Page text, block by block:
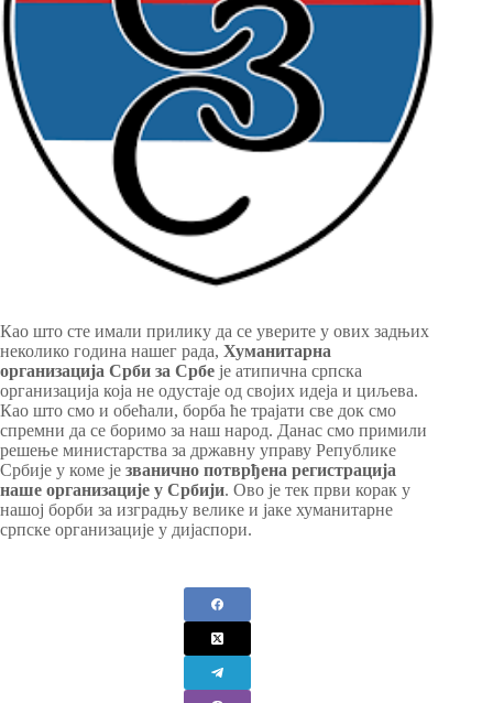
Као што сте имали прилику да се уверите у ових задњих
неколико година нашег рада, Хуманитарна
организација Срби за Србе је атипична српска
организација која не одустаје од својих идеја и циљева.
Као што смо и обећали, борба ће трајати све док смо
спремни да се боримо за наш народ. Данас смо примили
решење министарства за државну управу Републике
Србије у коме је званично потврђена регистрација
наше организације у Србији. Ово је тек први корак у
нашој борби за изградњу велике и јаке хуманитарне
српске организације у дијаспори.